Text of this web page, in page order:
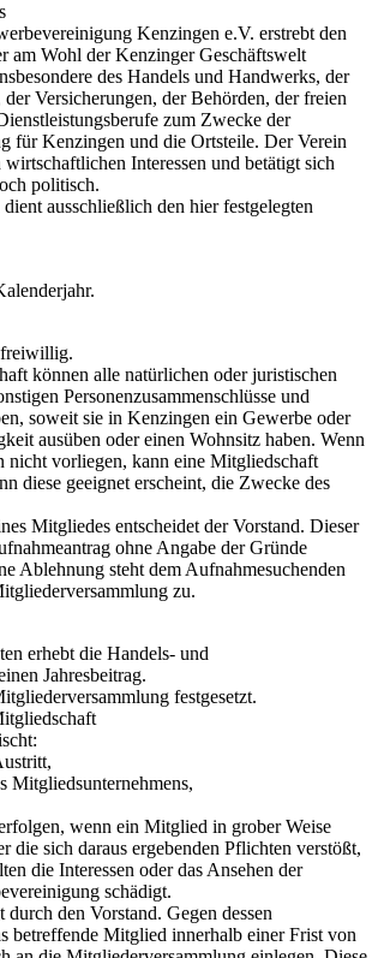
Kenzingen e.V. erstrebt den
am Wohl der Kenzinger Geschäftswelt
des Handels und Handwerks, der
Versicherungen, der Behörden, der freien
zum Zwecke der
für Kenzingen und die Ortsteile. Der Verein
Interessen und betätigt sich
politisch.
ausschließlich den hier festgelegten
können alle natürlichen oder juristischen
Personenzusammenschlüsse und
soweit sie in Kenzingen ein Gewerbe oder
ausüben oder einen Wohnsitz haben. Wenn
nicht vorliegen, kann eine Mitgliedschaft
diese geeignet erscheint, die Zwecke des
Mitgliedes entscheidet der Vorstand. Dieser
ohne Angabe der Gründe
Ablehnung steht dem Aufnahmesuchenden
zu.
erhebt die Handels- und
Jahresbeitrag.
festgesetzt.
Mitgliedsunternehmens,
wenn ein Mitglied in grober Weise
die sich daraus ergebenden Pflichten verstößt,
die Interessen oder das Ansehen der
schädigt.
den Vorstand. Gegen dessen
betreffende Mitglied innerhalb einer Frist von